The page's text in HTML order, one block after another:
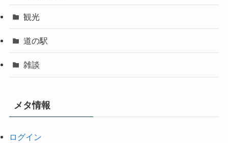
観光
道の駅
雑談
メタ情報
ログイン